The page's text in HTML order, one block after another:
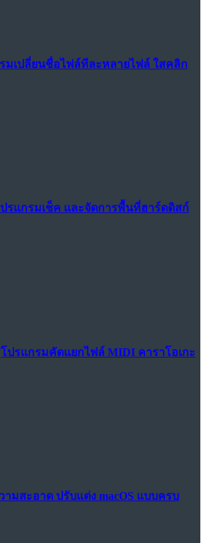
รมเปลี่ยนชื่อไฟล์ทีละหลายไฟล์ ใสคลิก
ปรแกรมเช็ค และจัดการพื้นที่ฮาร์ดดิสก์
(โปรแกรมคัดแยกไฟล์ MIDI คาราโอเกะ
มสะอาด ปรับแต่ง macOS แบบครบ